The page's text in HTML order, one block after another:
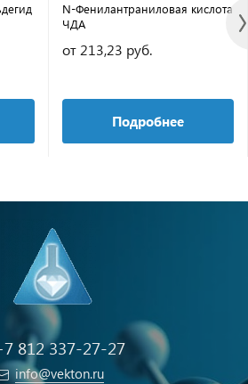
N-Фенилантраниловая кислота
ЧДА
от 213,23 руб.
Подробнее
812 337-27-27
info@vekton.ru